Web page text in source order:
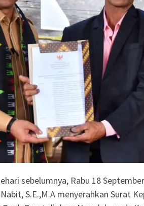
sebelumnya, Rabu 18
S.E.,M.A menyerahkan Surat